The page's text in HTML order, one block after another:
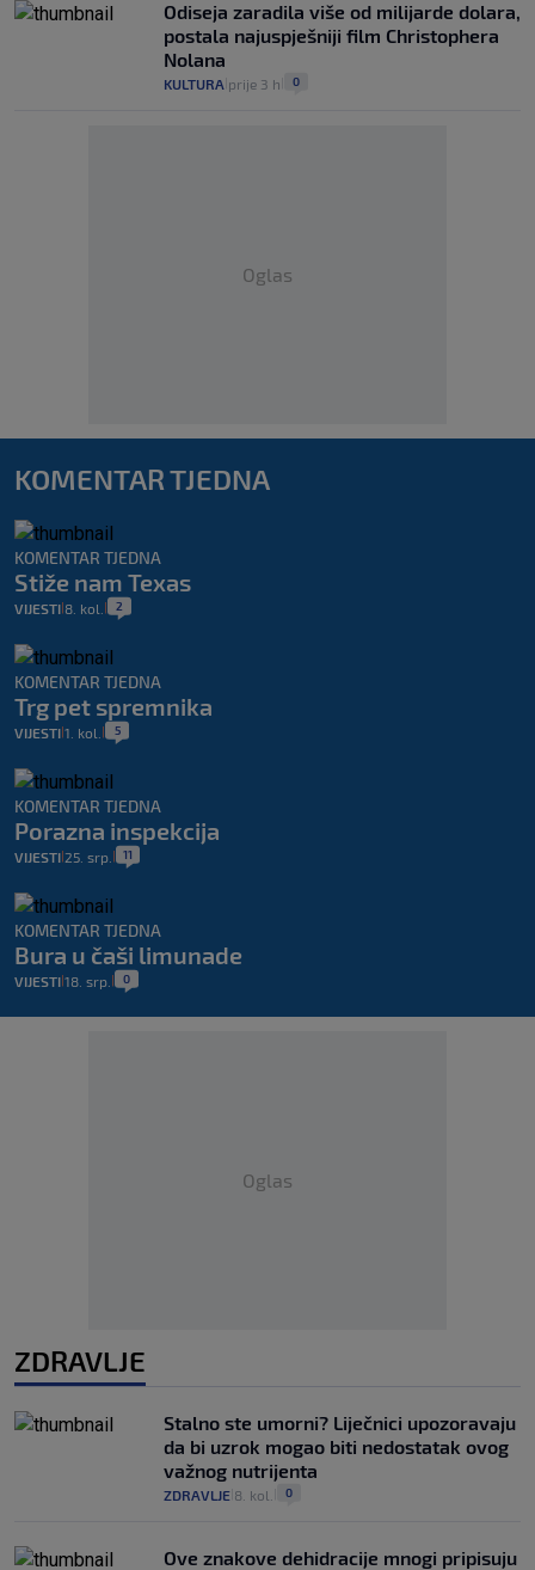
Odiseja zaradila više od milijarde dolara,
postala najuspješniji film Christophera
Nolana
KULTURA prije 3 h 0
Oglas
KOMENTAR TJEDNA
KOMENTAR TJEDNA
Stiže nam Texas
VIJESTI 8. kol. 2
KOMENTAR TJEDNA
Trg pet spremnika
VIJESTI 1. kol. 5
KOMENTAR TJEDNA
Porazna inspekcija
VIJESTI 25. srp. 11
KOMENTAR TJEDNA
Bura u čaši limunade
VIJESTI 18. srp. 0
Oglas
ZDRAVLJE
Stalno ste umorni? Liječnici upozoravaju
da bi uzrok mogao biti nedostatak ovog
važnog nutrijenta
ZDRAVLJE 8. kol. 0
Ove znakove dehidracije mnogi pripisuju